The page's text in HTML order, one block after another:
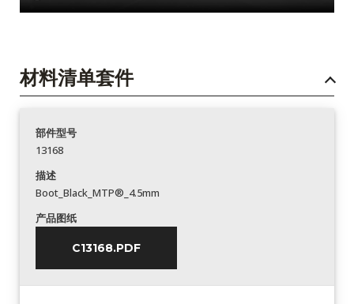
材料清单套件
部件型号
13168
描述
Boot_Black_MTP®_4.5mm
产品图纸
C13168.PDF